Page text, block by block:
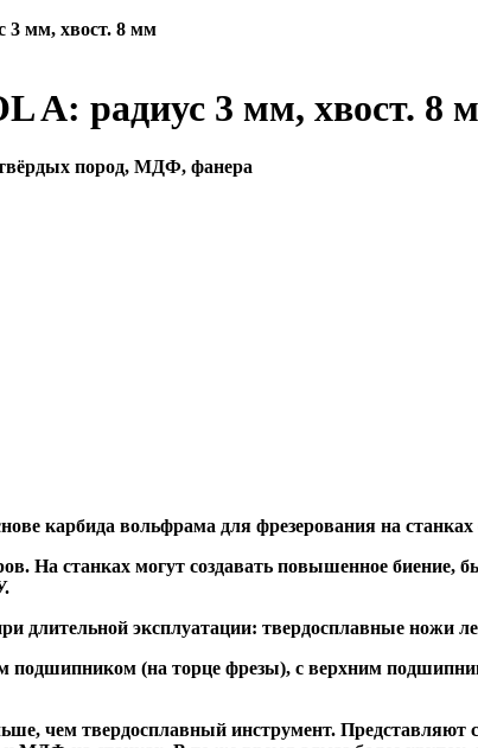
3 мм, хвост. 8 мм
A: радиус 3 мм, хвост. 8
твёрдых пород, МДФ, фанера
карбида вольфрама для фрезерования на
На станках могут создавать повышенное
длительной эксплуатации: твердосплавные ножи
подшипником (на торце фрезы), с верхним
чем твердосплавный инструмент. Представляют